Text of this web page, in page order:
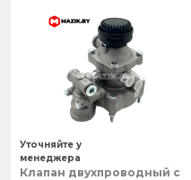
Клапан двухпроводный с
Уточняйте у
менеджера